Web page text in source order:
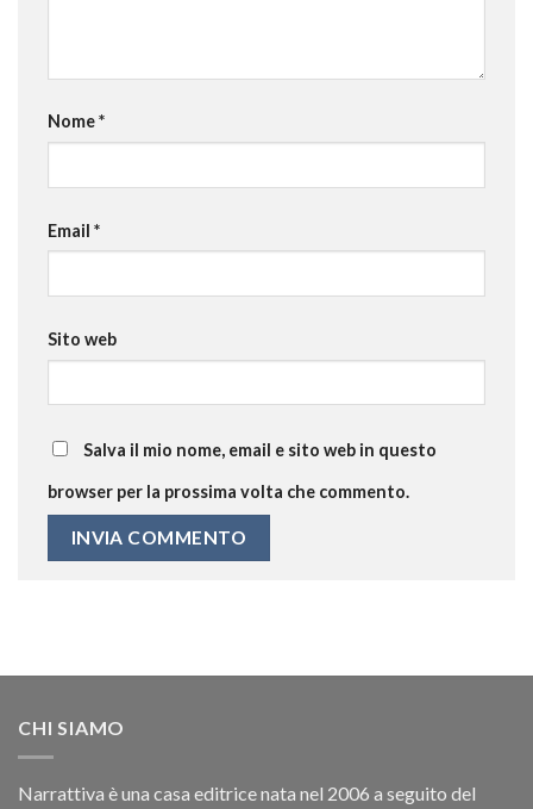
Nome*
Email *
Sito web
Salva il mio nome, email e sito web in questo
browser per la prossima volta che commento.
CHI SIAMO
Narrattiva è una casa editrice nata nel 2006 a seguito del